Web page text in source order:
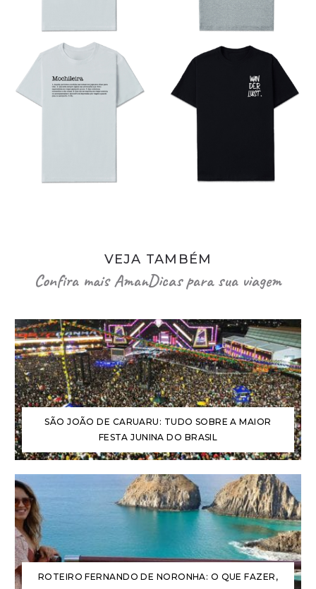
VEJA TAMBÉM
Confira mais AmanDicas para sua viagem
SÃO JOÃO DE CARUARU: TUDO SOBRE A MAIOR
FESTA JUNINA DO BRASIL
ROTEIRO FERNANDO DE NORONHA: O QUE FAZER,